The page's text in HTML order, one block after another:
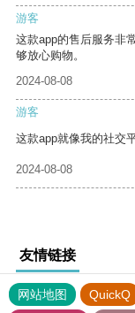
游客
这款app的售后服务非
够放心购物。
2024-08-08
游客
这款app就像我的社交
2024-08-08
友情链接
网站地图 QuickQ